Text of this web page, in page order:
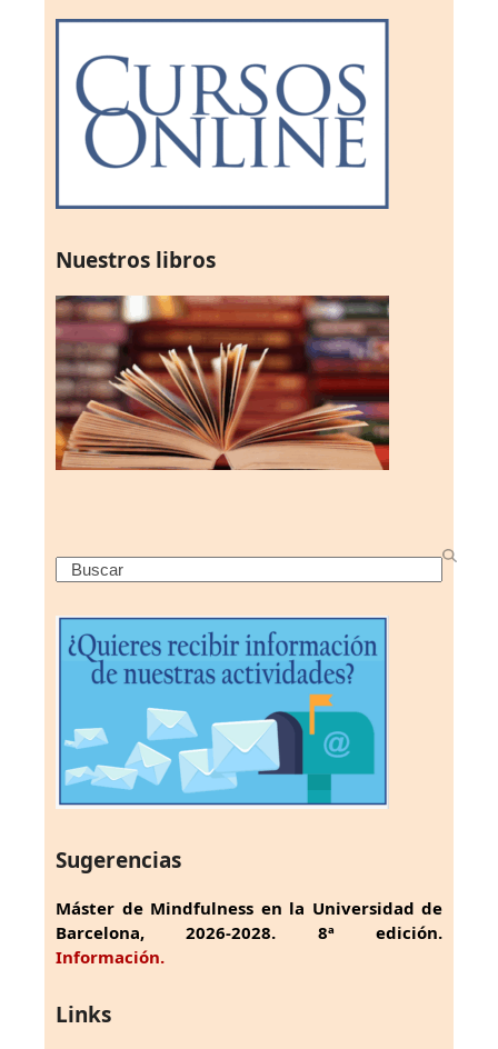
Nuestros libros
Search
Sugerencias
Máster de Mindfulness en la Universidad de
Barcelona, 2026-2028. 8ª edición.
Información.
Links